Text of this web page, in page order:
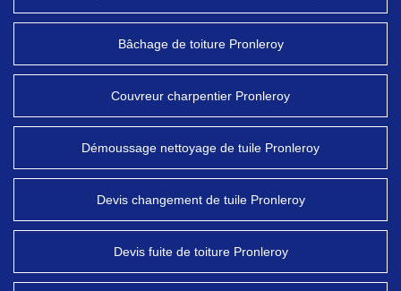
Bâchage de toiture Pronleroy
Couvreur charpentier Pronleroy
Démoussage nettoyage de tuile Pronleroy
Devis changement de tuile Pronleroy
Devis fuite de toiture Pronleroy